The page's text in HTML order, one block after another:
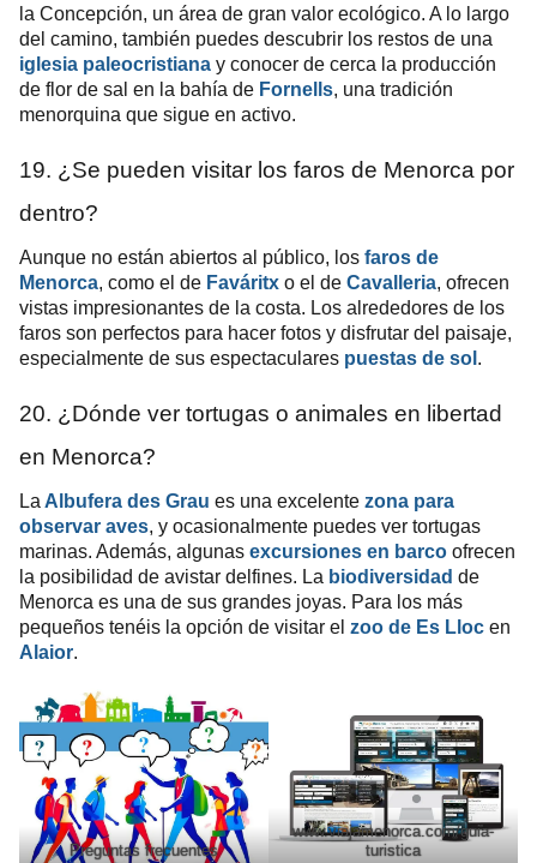
la Concepción, un área de gran valor ecológico. A lo largo
del camino, también puedes descubrir los restos de una
iglesia paleocristiana y conocer de cerca la producción
de flor de sal en la bahía de Fornells, una tradición
menorquina que sigue en activo.
19. ¿Se pueden visitar los faros de Menorca por
dentro?
Aunque no están abiertos al público, los faros de
Menorca, como el de Faváritx o el de Cavalleria, ofrecen
vistas impresionantes de la costa. Los alrededores de los
faros son perfectos para hacer fotos y disfrutar del paisaje,
especialmente de sus espectaculares puestas de sol.
20. ¿Dónde ver tortugas o animales en libertad
en Menorca?
La Albufera des Grau es una excelente zona para
observar aves, y ocasionalmente puedes ver tortugas
marinas. Además, algunas excursiones en barco ofrecen
la posibilidad de avistar delfines. La biodiversidad de
Menorca es una de sus grandes joyas. Para los más
pequeños tenéis la opción de visitar el zoo de Es Lloc en
Alaior.
Preguntas frecuentes
www.viajamenorca.com/guia-
turistica